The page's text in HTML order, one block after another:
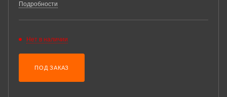
Подробности
Нет в наличии
ПОД ЗАКАЗ